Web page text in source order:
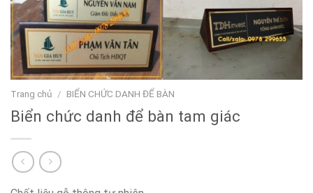
Trang chủ / BIỂN CHỨC DANH ĐỂ BÀN
Biển chức danh để bàn tam giác